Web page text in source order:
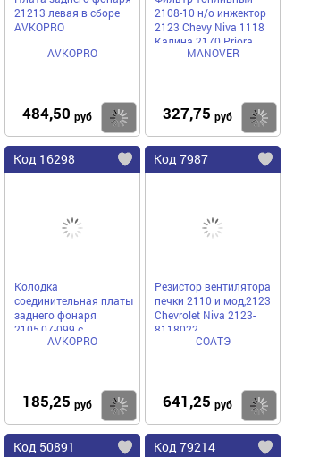
21213 левая в сборе
AVKOPRO
AVKOPRO
484,50 руб Купить
2108-10 н/о инжектор
2123 Chevy Niva 1118
Калина 2170 Priora
MANOVER MR9205342
MANOVER
327,75 руб
Код 16298
Колодка
соединительная платы
заднего фонаря
2105,07-099 с
проводами AVKOPRO
AVKOPRO
185,25 руб Купить
Код 7987
Резистор вентилятора
печки 2110 и мод,2123
Chevrolet Niva 2123-
8118022
СОАТЭ
641,25 руб
Код 50891 Код 79214